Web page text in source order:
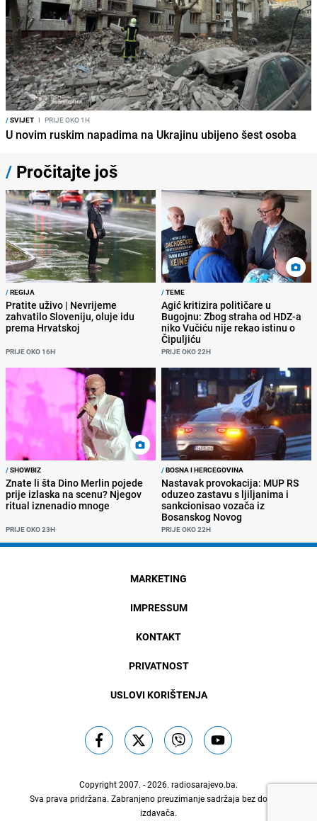
/SVIJET I PRIJE OKO 1H
U novim ruskim napadima na Ukrajinu ubijeno šest osoba
/ Pročitajte još
/REGIJA
Pratite uživo | Nevrijeme
zahvatilo Sloveniju, oluje idu
prema Hrvatskoj
PRIJE OKO 16H
/TEME
Agić kritizira političare u
Bugojnu: Zbog straha od HDZ-a
niko Vučiću nije rekao istinu o
Čipuljiću
PRIJE OKO 22H
/SHOWBIZ
Znate li šta Dino Merlin pojede
prije izlaska na scenu? Njegov
ritual iznenadio mnoge
PRIJE OKO 23H
/BOSNA I HERCEGOVINA
Nastavak provokacija: MUP RS
oduzeo zastavu s ljiljanima i
sankcionisao vozača iz
Bosanskog Novog
PRIJE OKO 22H
MARKETING
IMPRESSUM
KONTAKT
PRIVATNOST
USLOVI KORIŠTENJA
Copyright 2007. - 2026. radiosarajevo.ba.
Sva prava pridržana. Zabranjeno preuzimanje sadržaja bez dozvole
izdavača.